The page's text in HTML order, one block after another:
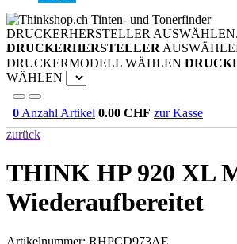
Tinten- und Tonerfinder
DRUCKERHERSTELLER
DRUCKERHERSTELLER
DRUCKERMODELL WÄHLEN
WÄHLEN
0 Anzahl Artikel 0.00 CHF zur Kasse
zurück
THINK HP 920 XL
Wiederaufbereitet
Artikelnummer: RHPCD973AE